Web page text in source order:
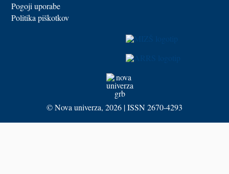
Pogoji uporabe
Politika piškotkov
©Nova univerza, 2026 | ISSN 2670-4293